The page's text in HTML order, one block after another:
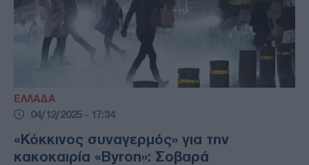
ΕΛΛΑΔΑ
04/12/2025 - 17:34
«Κόκκινος συναγερμός» για την
κακοκαιρία «Byron»: Σοβαρά